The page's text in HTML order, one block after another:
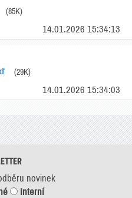
(85K)
14.01.2026 15:34:13
(29K)
14.01.2026 15:34:03
novinek
Interní